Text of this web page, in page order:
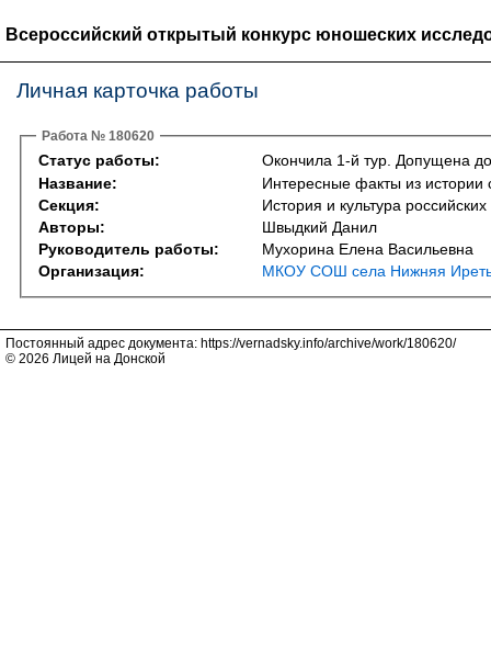
Всероссийский открытый конкурс юношеских
Личная карточка работы
Работа № 180620
Статус работы:
Окончила 1-й тур. Допущена
Название:
Интересные факты из истории
Секция:
История и культура
Авторы:
Швыдкий Данил
Руководитель работы:
Мухорина Елена Васильевна
Организация:
МКОУ СОШ села Нижняя
Постоянный адрес документа: https://vernadsky.info/archive/work/180620/
© 2026 Лицей на Донской